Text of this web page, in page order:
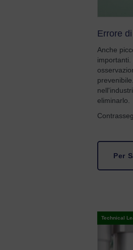
Errore
Anche
eliminarlo.
Per
Technical